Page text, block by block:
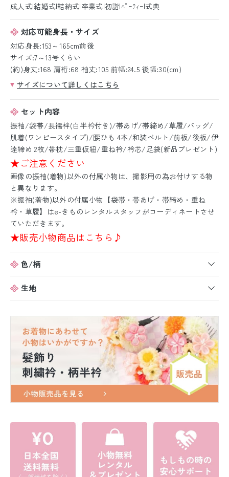
成人式|結婚式|結納式|卒業式|初詣|ﾊﾟｰﾃｨｰ|式典
対応可能身長・サイズ
対応身長:153～165cm前後
サイズ:7～13号くらい
(約)身丈:168 肩裄:68 袖丈:105 前幅:24.5 後幅:30(cm)
サイズについて詳しくはこちら
セット内容
振袖/袋帯/長襦袢(白半衿付き)/帯あげ/帯締め/草履/バッグ/
肌着(ワンピースタイプ)/腰ひも 4本/和装ベルト/前板/後板/伊
逹締め 2枚/帯枕/三重仮紐/重ね衿/衿芯/足袋(新品プレゼント)
★ご注意ください
画像の振袖(着物)以外の付属小物は、撮影用の為お付けする物
と異なります。
※振袖(着物)以外の付属小物【袋帯・帯あげ・帯締め・重ね
衿・草履】はe-きものレンタルスタッフがコーディネートさせ
ていただきます。
★販売小物商品はこちら♪
色/柄
生地